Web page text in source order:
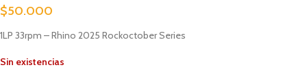
$50.000
1LP 33rpm – Rhino 2025 Rockoctober Series
Sin existencias